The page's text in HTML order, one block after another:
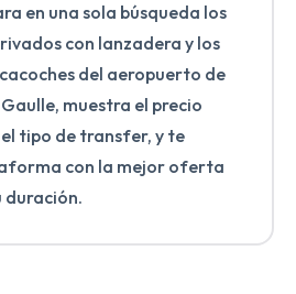
en una sola búsqueda los
con lanzadera y los
del aeropuerto de
muestra el precio
tipo de transfer, y te
con la mejor oferta
duración.